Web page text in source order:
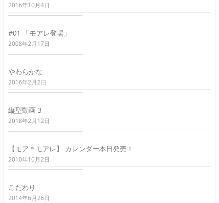
2016年10月4日
#01 「モアレ登場」
2008年2月17日
やわらかな
2016年2月2日
縦型動画 3
2018年2月12日
【モア＊モアレ】 カレンダー本日発売！
2010年10月2日
こだわり
2014年6月26日